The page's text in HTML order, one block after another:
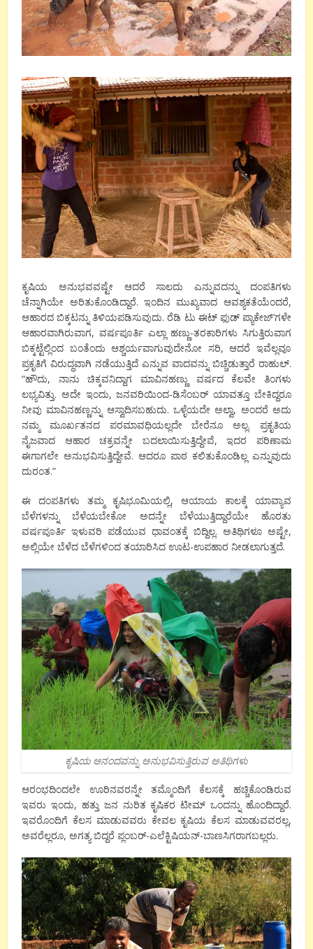
ಕೃಷಿಯ ಅನುಭವವಷ್ಟೇ ಆದರೆ ಸಾಲದು ಎನ್ನುವದನ್ನು ದಂಪತಿಗಳು
ಚೆನ್ನಾಗಿಯೇ ಅರಿತುಕೊಂಡಿದ್ದಾರೆ. ಇಂದಿನ ಮುಖ್ಯವಾದ ಆವಶ್ಯಕತೆಯೆಂದರೆ,
ಆಹಾರದ ಬಿಕ್ಕಟನ್ನು ತಿಳಿಯಪಡಿಸುವುದು. ರೆಡಿ ಟು ಈಟ್ ಫುಡ್ ಪ್ಯಾಕೇಜ್’ಗಳೇ
ಆಹಾರವಾಗಿರುವಾಗ, ವರ್ಷಪೂರ್ತಿ ಎಲ್ಲಾ ಹಣ್ಣು-ತರಕಾರಿಗಳು ಸಿಗುತ್ತಿರುವಾಗ
ಬಿಕ್ಕಟ್ಟೆಲ್ಲಿಂದ ಬಂತೆಂದು ಆಶ್ಚರ್ಯವಾಗುವುದೇನೋ ಸರಿ, ಆದರೆ ಇವೆಲ್ಲವೂ
ಪ್ರಕೃತಿಗೆ ವಿರುದ್ಧವಾಗಿ ನಡೆಯುತ್ತಿದೆ ಎನ್ನುವ ವಾದವನ್ನು ಬಿಚ್ಚಿಡುತ್ತಾರೆ ರಾಹುಲ್.
“ಹೌದು, ನಾನು ಚಿಕ್ಕವನಿದ್ದಾಗ ಮಾವಿನಹಣ್ಣು ವರ್ಷದ ಕೆಲವೇ ತಿಂಗಳು
ಲಭ್ಯವಿತ್ತು. ಅದೇ ಇಂದು, ಜನವರಿಯಿಂದ-ಡಿಸೆಂಬರ್ ಯಾವತ್ತೂ ಬೇಕಿದ್ದರೂ
ನೀವು ಮಾವಿನಹಣ್ಣನ್ನು ಆಸ್ವಾದಿಸಬಹುದು. ಒಳ್ಳೆಯದೇ ಅಲ್ವಾ, ಅಂದರೆ ಅದು
ನಮ್ಮ ಮೂರ್ಖತನದ ಪರಮಾವಧಿಯಲ್ಲದೇ ಬೇರೆನೂ ಅಲ್ಲ. ಪ್ರಕೃತಿಯ
ನೈಜವಾದ ಆಹಾರ ಚಕ್ರವನ್ನೇ ಬದಲಾಯಿಸುತ್ತಿದ್ದೇವೆ, ಇದರ ಪರಿಣಾಮ
ಈಗಾಗಲೇ ಅನುಭವಿಸುತ್ತಿದ್ದೇವೆ. ಆದರೂ ಪಾಠ ಕಲಿತುಕೊಂಡಿಲ್ಲ ಎನ್ನುವುದು
ದುರಂತ.”
ಈ ದಂಪತಿಗಳು ತಮ್ಮ ಕೃಷಿಭೂಮಿಯಲ್ಲಿ, ಆಯಾಯ ಕಾಲಕ್ಕೆ ಯಾವ್ಯಾವ
ಬೆಳೆಗಳನ್ನು ಬೆಳೆಯಬೇಕೋ ಅದನ್ನೇ ಬೆಳೆಯುತ್ತಿದ್ದಾರೆಯೇ ಹೊರತು
ವರ್ಷಪೂರ್ತಿ ಇಳುವರಿ ಪಡೆಯುವ ಧಾವಂತಕ್ಕೆ ಬಿದ್ದಿಲ್ಲ. ಅತಿಥಿಗಳೂ ಅಷ್ಟೇ,
ಅಲ್ಲಿಯೇ ಬೆಳೆದ ಬೆಳೆಗಳಿಂದ ತಯಾರಿಸಿದ ಊಟ-ಉಪಹಾರ ನೀಡಲಾಗುತ್ತದೆ.
ಕೃಷಿಯ ಆನಂದವನ್ನು ಅನುಭವಿಸುತ್ತಿರುವ ಅತಿಥಿಗಳು
ಆರಂಭದಿಂದಲೇ ಊರಿನವರನ್ನೇ ತಮ್ಮೊಂದಿಗೆ ಕೆಲಸಕ್ಕೆ ಹಚ್ಚಿಕೊಂಡಿರುವ
ಇವರು ಇಂದು, ಹತ್ತು ಜನ ನುರಿತ ಕೃಷಿಕರ ಟೀಮ್ ಒಂದನ್ನು ಹೊಂದಿದ್ದಾರೆ.
ಇವರೊಂದಿಗೆ ಕೆಲಸ ಮಾಡುವವರು ಕೇವಲ ಕೃಷಿಯ ಕೆಲಸ ಮಾಡುವವರಲ್ಲ,
ಅವರೆಲ್ಲರೂ, ಅಗತ್ಯ ಬಿದ್ದರೆ ಪ್ಲಂಬರ್-ಎಲೆಕ್ಟಿಷಿಯನ್-ಬಾಣಸಿಗರಾಗಬಲ್ಲರು.